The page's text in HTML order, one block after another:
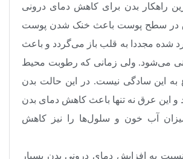
راهکار بدن برای کاهش دمای درونی
در سطح پوست باعث خنک شدن پوست
مجددا به قلب باز می‌گردد و باعث
می‌شود. ولی زمانی که رطوبت محیط
به این سادگی نیست. در این حالت بدن
این عرق نه تنها باعث کاهش دمای بدن
آب خون و سلول‌ها را نیز کاهش
به افزایش دمای درونی بدن بسیار